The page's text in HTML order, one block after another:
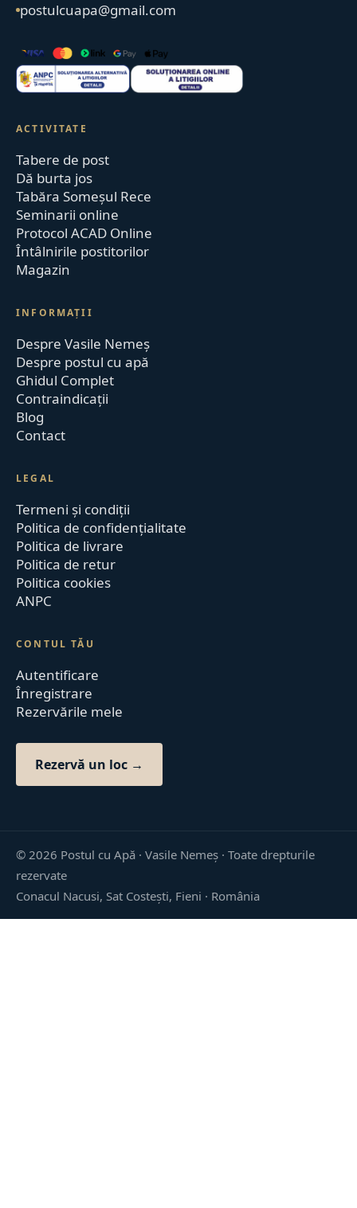
postulcuapa@gmail.com
ACTIVITATE
Tabere de post
Dă burta jos
Tabăra Someșul Rece
Seminarii online
Protocol ACAD Online
Întâlnirile postitorilor
Magazin
INFORMAȚII
Despre Vasile Nemeș
Despre postul cu apă
Ghidul Complet
Contraindicații
Blog
Contact
LEGAL
Termeni și condiții
Politica de confidențialitate
Politica de livrare
Politica de retur
Politica cookies
ANPC
CONTUL TĂU
Autentificare
Înregistrare
Rezervările mele
Rezervă un loc →
©2026 Postul cu Apă · Vasile Nemeș ·Toate drepturile
rezervate
Conacul Nacusi, Sat Costești, Fieni · România